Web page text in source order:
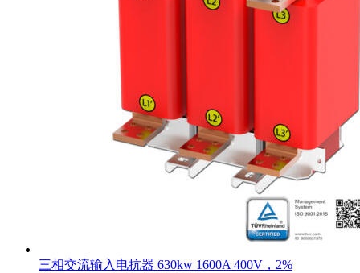
三相交流输入电抗器 630kw 1600A 400V，2%